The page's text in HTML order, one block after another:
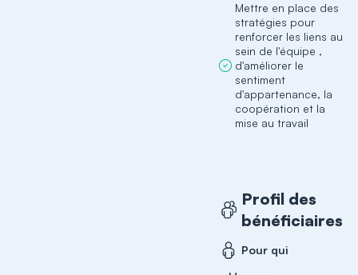
Mettre en place des
stratégies pour
renforcer les liens au
sein de l'équipe ,
d'améliorer le
sentiment
d'appartenance, la
coopération et la
mise au travail
Profil des
bénéficiaires
Pour qui